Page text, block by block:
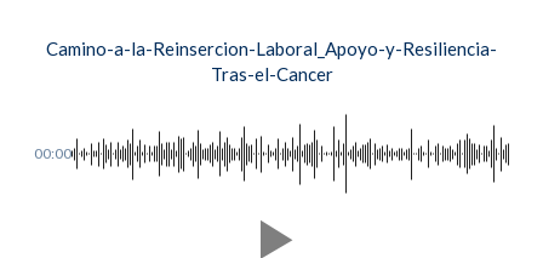
Camino-a-la-Reinsercion-Laboral_Apoyo-y-Resiliencia-
Tras-el-Cancer
00:00